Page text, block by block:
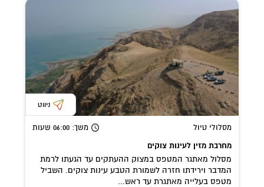
ניווט
מסלולי טיול משך: 06:00 שעות
מחרבת מזין לעינות צוקים
מסלול מאתגר המטפס במצוק ההעתקים עד הגעתו לרמת
המדבר וירידתו חזרה לשמורת הטבע עינות צוקים. השביל
מטפס בעלייה מאתגרת עד ראש...